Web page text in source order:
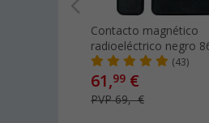
Contacto magnético
radioeléctrico negro
Thitronik
(43)
61,99 €
PVP 69,- €